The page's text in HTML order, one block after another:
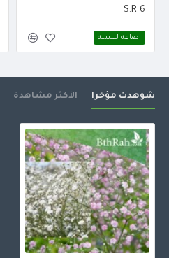
S.R 6
اضافة للسلة
شوهدت مؤخرا الأكثر مشاهدة